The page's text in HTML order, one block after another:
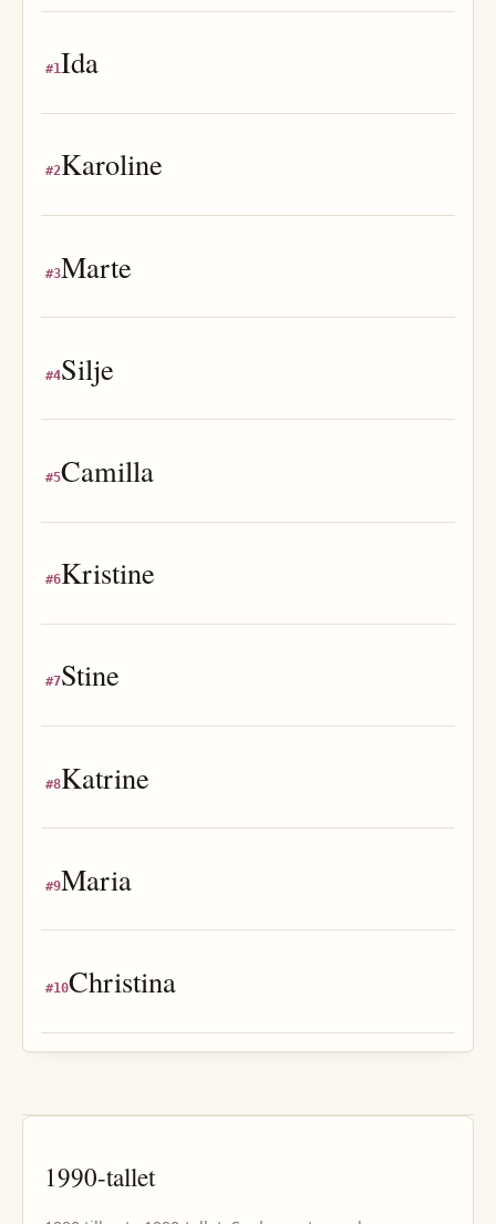
#1Ida
#2Karoline
#3Marte
#4Silje
#5Camilla
#6Kristine
#7Stine
#8Katrine
#9Maria
#10Christina
1990-tallet